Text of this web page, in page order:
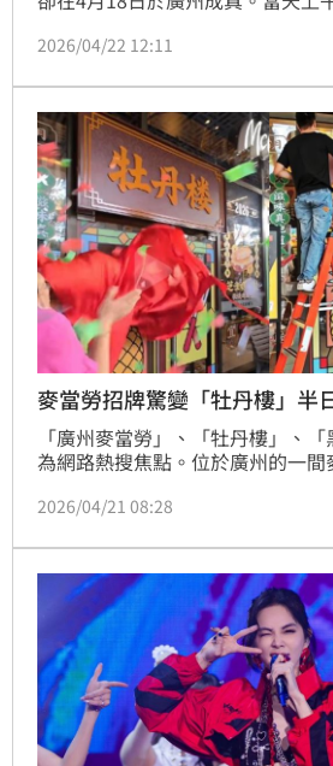
輕人前往朝聖打卡，現場氣氛熱絡
否涉及違規。對此，業者表示該
非遭到取締。
2026/04/22 12:11
麥當勞招牌驚變「牡丹樓」半
「廣州麥當勞」、「牡丹樓」、
為網路熱搜焦點。位於廣州的一
滿粵式懷舊風格的「老字號」：然
招牌的真相後，都不禁會心一笑
致的神操作。（記者唐家興）
2026/04/21 08:28